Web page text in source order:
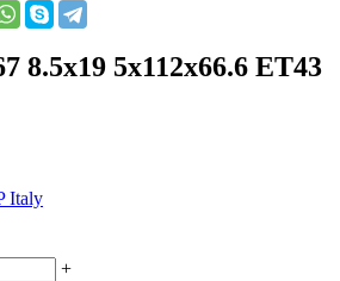
8.5х19 5х112х66.6 ЕТ43
Italy
+